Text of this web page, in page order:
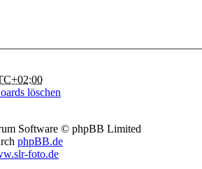
löschen
Software © phpBB Limited
phpBB.de
foto.de